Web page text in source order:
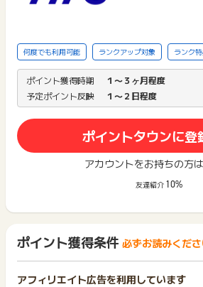
何度でも利用可能 ランクアップ対象 ランク
ポイント獲得時期
１〜３ヶ月程度
予定ポイント反映
１〜２日程度
ポイントタウンに登
アカウントをお持ちの方は
友達紹介 10%
ポイント獲得条件 必ずお読みくだ
アフィリエイト広告を利用しています